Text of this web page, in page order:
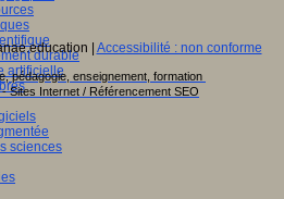
durable
artificielle
sciences
| Accessibilité : non conforme
pédagogie, enseignement, formation
Sites Internet / Référencement SEO